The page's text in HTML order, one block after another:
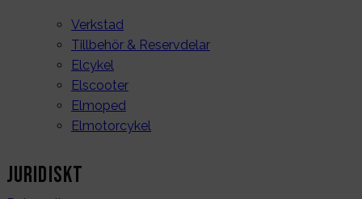
Verkstad
Tillbehör & Reservdelar
Elcykel
Elscooter
Elmoped
Elmotorcykel
Juridiskt